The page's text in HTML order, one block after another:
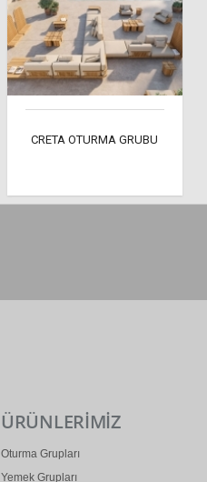
CRETA OTURMA GRUBU
ÜRÜNLERİMİZ
Oturma Grupları
Yemek Grupları